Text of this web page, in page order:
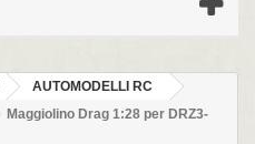
AUTOMODELLI RC
Maggiolino Drag 1:28 per DRZ3-